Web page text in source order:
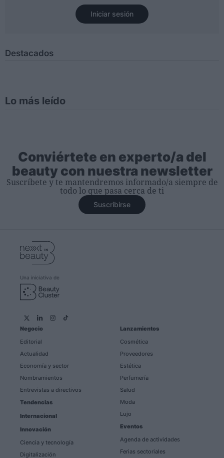
Iniciar sesión
Destacados
Lo más leído
Conviértete en experto/a del
beauty con nuestra newsletter
Suscríbete y te mantendremos informado/a siempre de
todo lo que pasa cerca de ti
Suscribirse
Una iniciativa de
Negocio
Editorial
Actualidad
Economía y sector
Nombramientos
Entrevistas a directivos
Tendencias
Internacional
Innovación
Ciencia y tecnología
Digitalización
Lanzamientos
Cosmética
Proveedores
Estética
Perfumería
Salud
Moda
Lujo
Eventos
Agenda de actividades
Ferias sectoriales